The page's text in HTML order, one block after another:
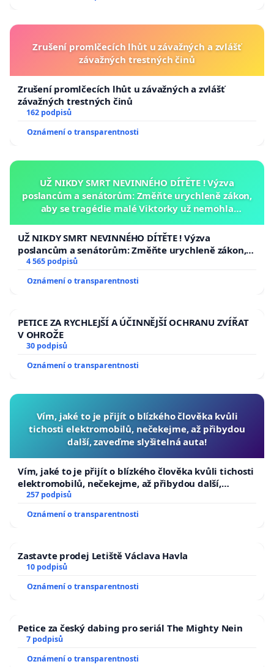
Zrušení promlčecích lhůt u závažných a zvlášť
závažných trestných činů
Zrušení promlčecích lhůt u závažných a zvlášť
závažných trestných činů
162 podpisů
Oznámení o transparentnosti
UŽ NIKDY SMRT NEVINNÉHO DÍTĚTE ! Výzva
poslancům a senátorům: Změňte urychleně zákon,
aby se tragédie malé Viktorky už nemohla
UŽ NIKDY SMRT NEVINNÉHO DÍTĚTE ! Výzva
poslancům a senátorům: Změňte urychleně zákon,
aby se tragédie malé Viktorky už nemohla opakovat!
4 565 podpisů
Oznámení o transparentnosti
PETICE ZA RYCHLEJŠÍ A ÚČINNĚJŠÍ OCHRANU ZVÍŘAT
V OHROŽE
30 podpisů
Oznámení o transparentnosti
Vím, jaké to je přijít o blízkého člověka kvůli
tichosti elektromobilů, nečekejme, až přibydou
další, zaveďme slyšitelná auta!
Vím, jaké to je přijít o blízkého člověka kvůli tichosti
elektromobilů, nečekejme, až přibydou další,
zaveďme slyšitelná auta!
257 podpisů
Oznámení o transparentnosti
Zastavte prodej Letiště Václava Havla
10 podpisů
Oznámení o transparentnosti
Petice za český dabing pro seriál The Mighty Nein
7 podpisů
Oznámení o transparentnosti